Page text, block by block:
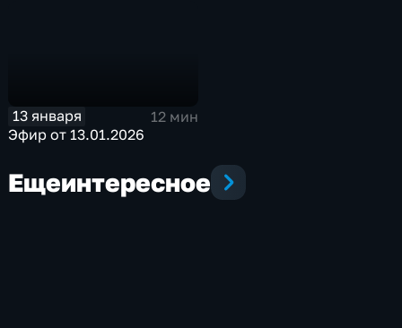
13 января
12 мин
Эфир от 13.01.2026
Ещеинтересное